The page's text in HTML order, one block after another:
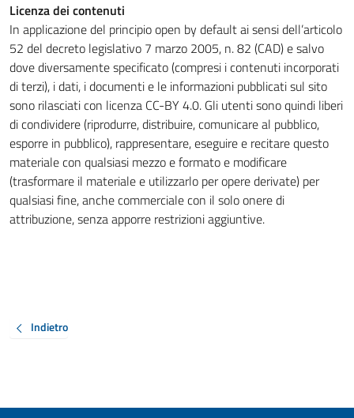
Licenza dei contenuti
In applicazione del principio open by default ai sensi dell’articolo
52 del decreto legislativo 7 marzo 2005, n. 82 (CAD) e salvo
dove diversamente specificato (compresi i contenuti incorporati
di terzi), i dati, i documenti e le informazioni pubblicati sul sito
sono rilasciati con licenza CC-BY 4.0. Gli utenti sono quindi liberi
di condividere (riprodurre, distribuire, comunicare al pubblico,
esporre in pubblico), rappresentare, eseguire e recitare questo
materiale con qualsiasi mezzo e formato e modificare
(trasformare il materiale e utilizzarlo per opere derivate) per
qualsiasi fine, anche commerciale con il solo onere di
attribuzione, senza apporre restrizioni aggiuntive.
Indietro